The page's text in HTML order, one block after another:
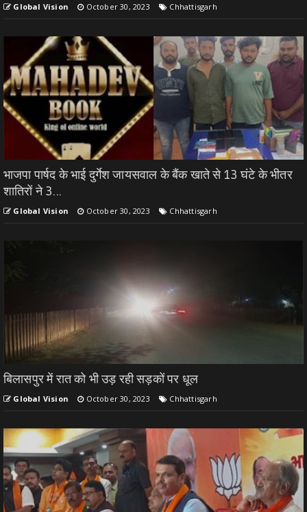
Global Vision October 30, 2023 Chhattisgarh
भाजपा पार्षद के भाई दुर्गेश जायसवाल के बैंक खाते से 13 घंटे के भीतर
शातिरों ने 3...
Global Vision October 30, 2023 Chhattisgarh
बिलासपुर में रात को भी उड़ रही सड़कों पर धूल
Global Vision October 30, 2023 Chhattisgarh